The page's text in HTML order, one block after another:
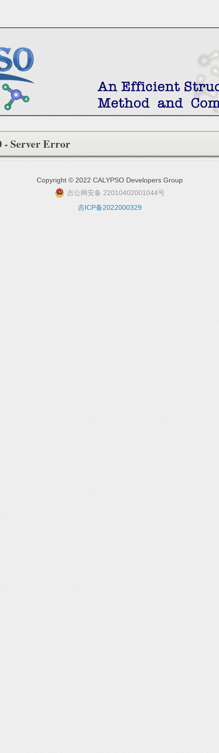
- Server Error
Copyright © 2022 CALYPSO Developers Group
吉公网安备 22010402001044号
吉ICP备2022000329